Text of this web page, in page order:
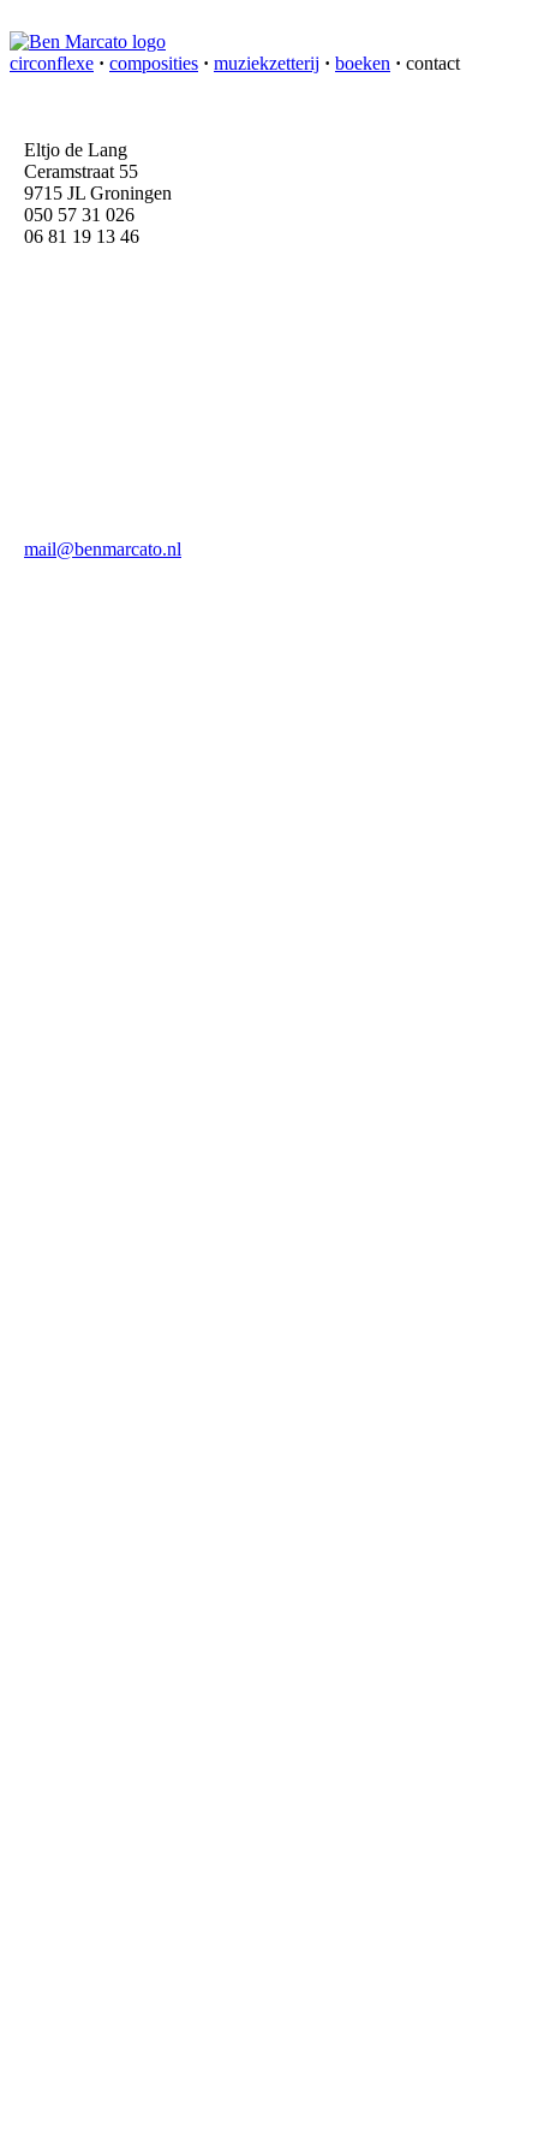
circonflexe · composities · muziekzetterij · boeken · contact
Eltjo de Lang
Ceramstraat 55
9715 JL Groningen
050 57 31 026
06 81 19 13 46
mail@benmarcato.nl